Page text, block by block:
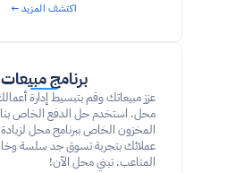
اكتشف المزيد ←
برنامج مبيعات
المتاعب. تبني محل الآن!